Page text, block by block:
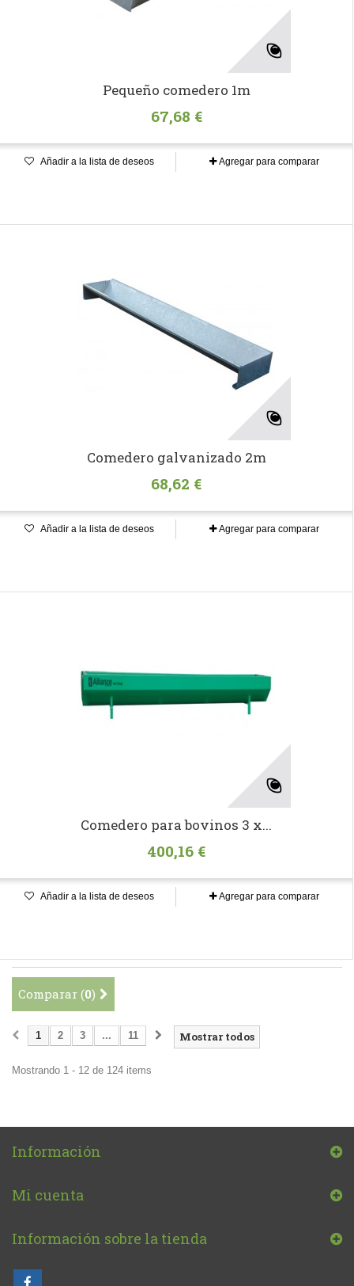
Pequeño comedero 1m
67,68 €
Añadir a la lista de deseos Agregar para comparar
Comedero galvanizado 2m
68,62 €
Añadir a la lista de deseos Agregar para comparar
Comedero para bovinos 3 x...
400,16 €
Añadir a la lista de deseos Agregar para comparar
Comparar (0)
Mostrar todos
1 2 3 ... 11
Mostrando 1 - 12 de 124 items
Información
Mi cuenta
Información sobre la tienda